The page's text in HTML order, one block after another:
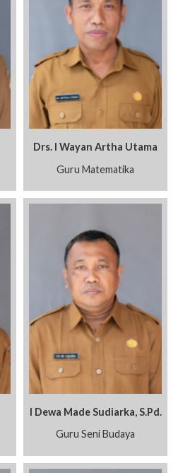
Drs. I Wayan Artha Utama
Guru Matematika
I Dewa Made Sudiarka, S.Pd.
Guru Seni Budaya